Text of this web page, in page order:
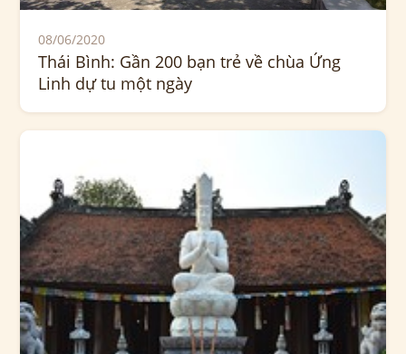
08/06/2020
Thái Bình: Gần 200 bạn trẻ về chùa Ứng
Linh dự tu một ngày